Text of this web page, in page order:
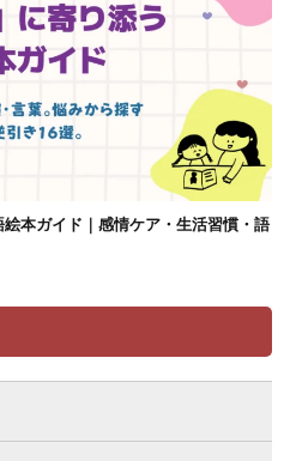
本ガイド｜感情ケア・生活習慣・語